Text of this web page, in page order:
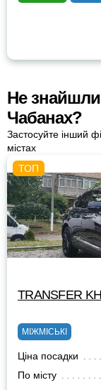
Не знайшли
Чабанах?
Застосуйте інший
містах
TRANSFER
МІЖМІСЬКІ
Ціна посадки
По місту